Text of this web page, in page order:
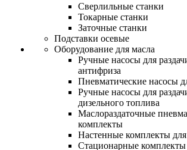
Сверлильные станки
Токарные станки
Заточные станки
Подставки осевые
Оборудование для масла
Ручные насосы для
антифриза
Пневматические насосы
Ручные насосы для
дизельного топлива
Маслораздаточные
комплекты
Настенные комплекты для
Стационарные комплекты